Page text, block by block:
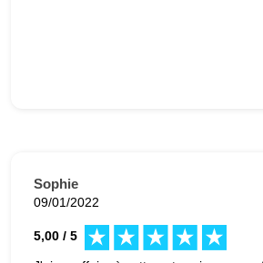
Sophie
09/01/2022
5,00 / 5